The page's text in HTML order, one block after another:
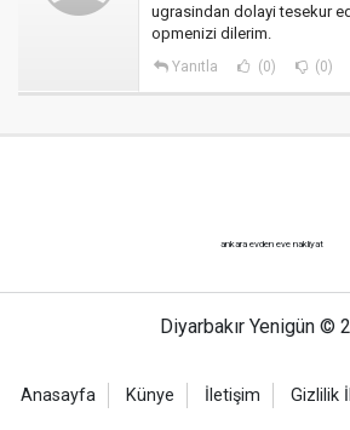
ugrasindan dolayi tesekur
opmenizi dilerim.
Yanıtla (0) (0)
ankara evden eve nakliyat
Diyarbakır Yenigün ©
Anasayfa Künye İletişim Gizlilik